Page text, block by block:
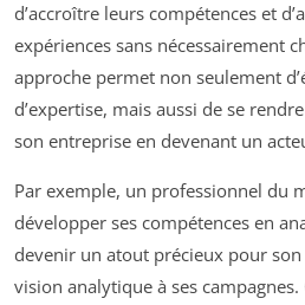
d’accroître leurs compétences et
expériences sans nécessairement
approche permet non seulement
d’expertise, mais aussi de se
son entreprise en devenant un
Par exemple, un professionnel du
développer ses compétences en
devenir un atout précieux pour
vision analytique à ses